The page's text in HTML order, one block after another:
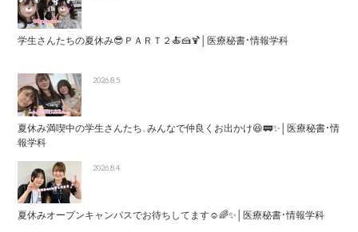
学生さんたちの夏休み😎ＰＡＲＴ２🍝🍰🍹│医療秘書・情報学科
2026.8.5
夏休み満喫中の学生さんたち、みんなで仲良くお出かけ😆🚃✨│医療秘書・情
報学科
2026.8.4
夏休みオープンキャンパスでお待ちしてます☺️🌈✨│医療秘書・情報学科